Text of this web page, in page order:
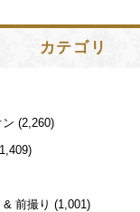
カテゴリ
(2,260)
前撮り (1,001)